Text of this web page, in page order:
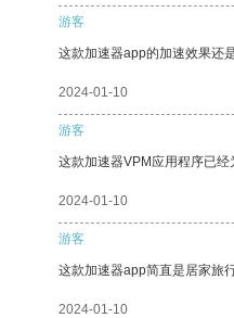
游客
这款加速器app的加速效果还
2024-01-10
游客
这款加速器VPM应用程序已经
2024-01-10
游客
这款加速器app简直是居家旅
2024-01-10